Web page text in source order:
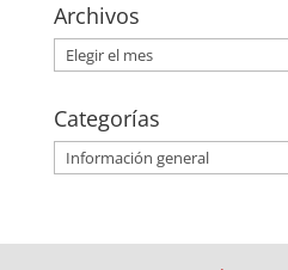
Archivos
Archivos
Categorías
Categorías